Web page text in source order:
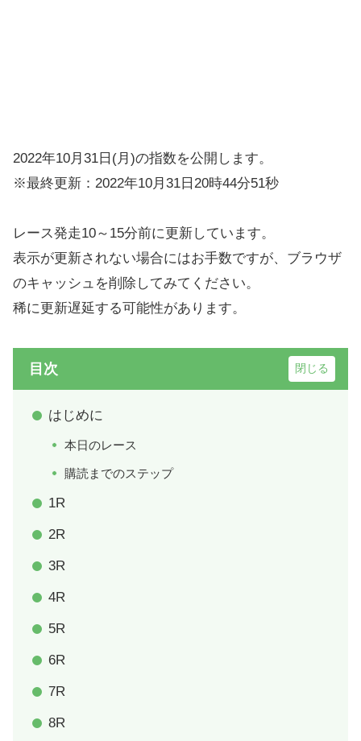
2022年10月31日(月)の指数を公開します。
※最終更新：2022年10月31日20時44分51秒
レース発走10～15分前に更新しています。
表示が更新されない場合にはお手数ですが、ブラウザ
のキャッシュを削除してみてください。
稀に更新遅延する可能性があります。
目次
はじめに
本日のレース
購読までのステップ
1R
2R
3R
4R
5R
6R
7R
8R